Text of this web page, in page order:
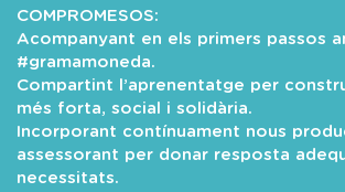
COMPROMESOS:
Acompanyant en els primers passos
#gramamoneda.
Compartint l’aprenentatge per
més forta, social i solidària.
Incorporant contínuament nous
assessorant per donar resposta
necessitats.